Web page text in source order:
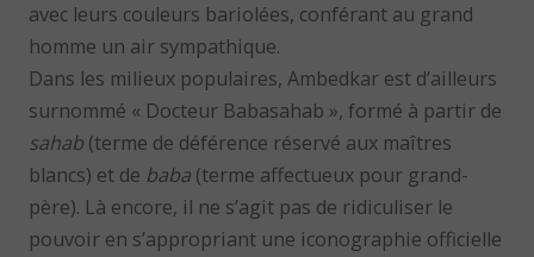
avec leurs couleurs bariolées, conférant au grand
homme un air sympathique.
Dans les milieux populaires, Ambedkar est d’ailleurs
surnommé « Docteur Babasahab », formé à partir de
sahab (terme de déférence réservé aux maîtres
blancs) et de baba (terme affectueux pour grand-
père). Là encore, il ne s’agit pas de ridiculiser le
pouvoir en s’appropriant une iconographie officielle